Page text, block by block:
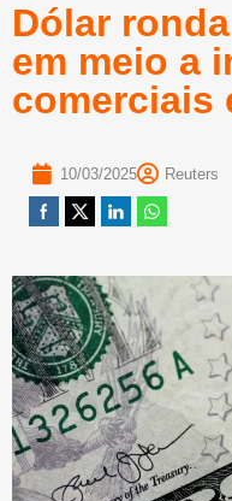
Dólar
em meio a
comerciais
10/03/2025 Reuters